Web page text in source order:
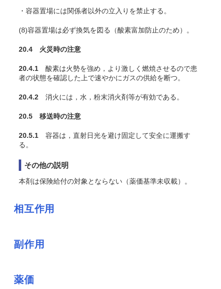
・容器置場には関係者以外の立入りを禁止する。
(8)容器置場は必ず換気を図る（酸素富加防止のため）。
20.4 火災時の注意
20.4.1 酸素は火勢を強め，より激しく燃焼させるので患
者の状態を確認した上で速やかにガスの供給を断つ。
20.4.2 消火には，水，粉末消火剤等が有効である。
20.5 移送時の注意
20.5.1 容器は，直射日光を避け固定して安全に運搬す
る。
その他の説明
本剤は保険給付の対象とならない（薬価基準未収載）。
相互作用
副作用
薬価